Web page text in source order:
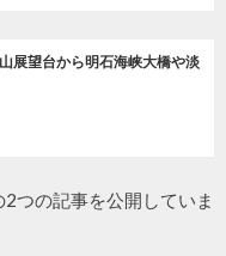
展望台から明石海峡大橋や淡
つの記事を公開していま